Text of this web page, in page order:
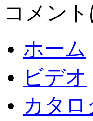
コメン
ホーム
ビデオ
カタロ